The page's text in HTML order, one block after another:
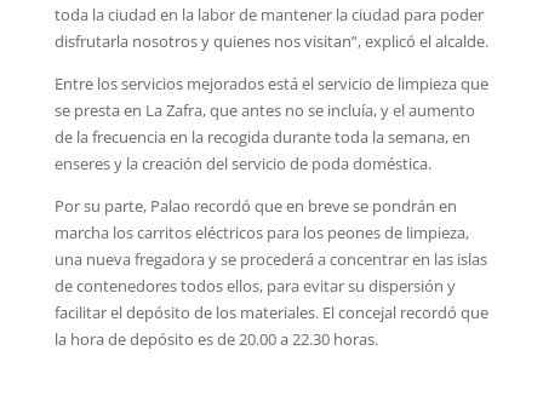
toda la ciudad en la labor de mantener la ciudad para poder
disfrutarla nosotros y quienes nos visitan”, explicó el alcalde.
Entre los servicios mejorados está el servicio de limpieza que
se presta en La Zafra, que antes no se incluía, y el aumento
de la frecuencia en la recogida durante toda la semana, en
enseres y la creación del servicio de poda doméstica.
Por su parte, Palao recordó que en breve se pondrán en
marcha los carritos eléctricos para los peones de limpieza,
una nueva fregadora y se procederá a concentrar en las islas
de contenedores todos ellos, para evitar su dispersión y
facilitar el depósito de los materiales. El concejal recordó que
la hora de depósito es de 20.00 a 22.30 horas.